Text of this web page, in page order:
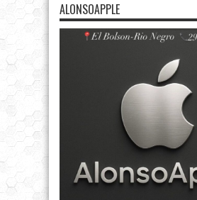
ALONSOAPPLE